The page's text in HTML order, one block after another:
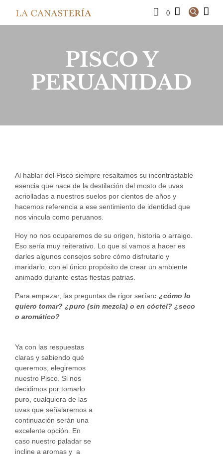
0
PISCO Y
PERUANIDAD
Al hablar del Pisco siempre resaltamos su incontrastable
esencia que nace de la destilación del mosto de uvas
acriolladas a nuestros suelos por cientos de años y
hacemos referencia a ese sentimiento de identidad que
nos vincula como peruanos.
Hoy no nos ocuparemos de su origen, historia o arraigo.
Eso sería muy reiterativo. Lo que sí vamos a hacer es
darles algunos consejos sobre cómo disfrutarlo y
maridarlo, con el único propósito de crear un ambiente
animado durante estas fiestas patrias.
Para empezar, las preguntas de rigor serían: ¿cómo lo
quiero tomar? ¿puro (sin mezcla) o en cóctel? ¿seco
o aromático?
Ya con las respuestas
claras y sabiendo qué
queremos, elegiremos
nuestro Pisco. Si nos
decidimos por tomarlo
puro, cualquiera de las
uvas que señalaremos a
continuación serán una
excelente opción. En
caso nuestro paladar se
incline a aromas y a